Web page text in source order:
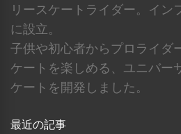
リースケートライダー。イン
に設立。
子供や初心者からプロライダ
ケートを楽しめる、ユニバー
ケートを開発しました。
最近の記事